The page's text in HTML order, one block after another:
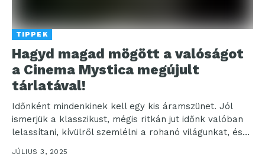
TIPPEK
Hagyd magad mögött a valóságot
a Cinema Mystica megújult
tárlatával!
Időnként mindenkinek kell egy kis áramszünet. Jól
ismerjük a klasszikust, mégis ritkán jut időnk valóban
lelassítani, kívülről szemlélni a rohanó világunkat, és
visszatalálni...
JÚLIUS 3, 2025